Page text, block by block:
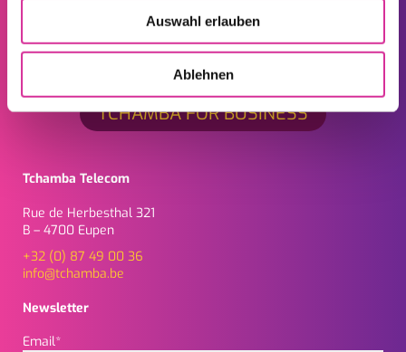
Auswahl erlauben
Ablehnen
TCHAMBA FOR BUSINESS
Tchamba Telecom
Rue de Herbesthal 321
B – 4700 Eupen
+32 (0) 87 49 00 36
info@tchamba.be
Newsletter
Email*